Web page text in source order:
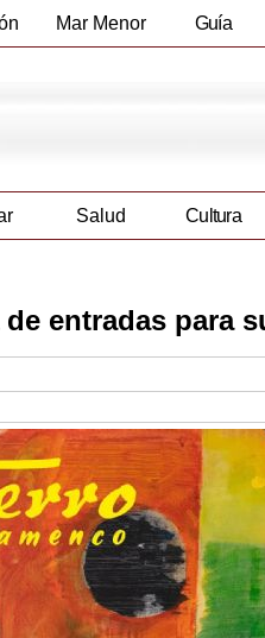
Mar Menor Guía
Salud Cultura
entradas para